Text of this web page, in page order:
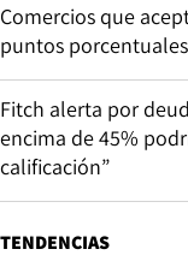
Comercios que
puntos
Fitch alerta por
encima de 45%
calificación”
TENDENCIAS